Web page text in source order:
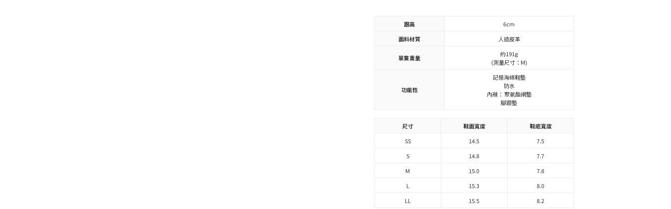
跟高
6cm
面料材質
人造皮革
單隻重量
約191g
(測量尺寸：M)
功能性
記憶海綿鞋墊
防水
內襯： 聚氨酯網墊
腳跟墊
尺寸 鞋面寬度
鞋底寬度
SS
14.5
7.5
S
14.8
7.7
M
15.0
7.8
L
15.3
8.0
LL
15.5 8.2